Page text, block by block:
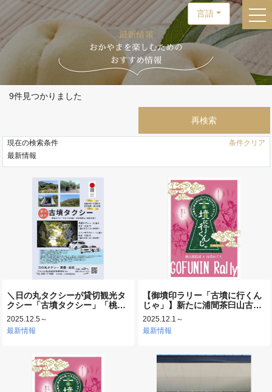
言語
最新情報
おかやまを楽しむための
おすすめ情報
9件見つかりました
＼日の丸タクシーが貸切観光タ
クシー「古墳タクシー」「桃…
2025.12.5～
最新情報
【御墳印ラリー「古墳に行くん
じゃ」】新たに浦間茶臼山古…
2025.12.1～
最新情報
現在の検索条件
条件クリア
最新情報